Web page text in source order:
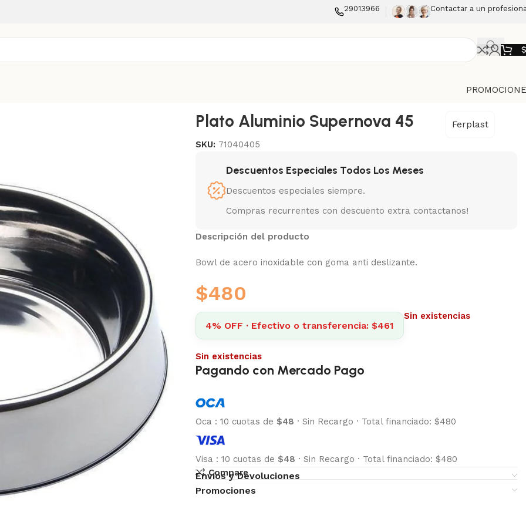
29013966 Contactar a un
$
Plato Aluminio Supernova 45
Ferplast
SKU: 71040405
Descuentos Especiales Todos Los Meses
Descuentos especiales siempre.
Compras recurrentes con descuento extra contactanos!
Descripción del producto
Bowl de acero inoxidable con goma anti deslizante.
$480
4% OFF · Efectivo o transferencia: $461
Sin existencias
Sin existencias
Pagando con Mercado Pago
Oca : 10 cuotas de $48 · Sin Recargo · Total financiado: $480
Visa : 10 cuotas de $48 · Sin Recargo · Total financiado: $480
Compare
Envíos y Devoluciones
Promociones